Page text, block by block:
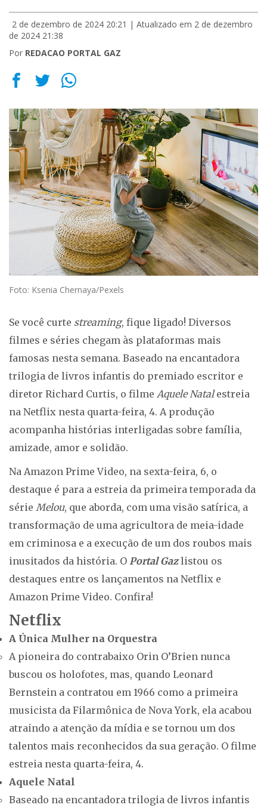
2 de dezembro de 2024 20:21 | Atualizado em 2 de dezembro
de 2024 21:38
Por REDACAO PORTAL GAZ
Foto: Ksenia Chernaya/Pexels
Se você curte streaming, fique ligado! Diversos
filmes e séries chegam às plataformas mais
famosas nesta semana. Baseado na encantadora
trilogia de livros infantis do premiado escritor e
diretor Richard Curtis, o filme Aquele Natalestreia
na Netflix nesta quarta-feira, 4. A produção
acompanha histórias interligadas sobre família,
amizade, amor e solidão.
Na Amazon Prime Video, na sexta-feira, 6, o
destaque é para a estreia da primeira temporada da
série Melou, que aborda, com uma visão satírica, a
transformação de uma agricultora de meia-idade
em criminosa e a execução de um dos roubos mais
inusitados da história. O Portal Gazlistou os
destaques entre os lançamentos na Netflix e
Amazon Prime Video. Confira!
Netflix
A Única Mulher na Orquestra
A pioneira do contrabaixo Orin O’Brien nunca
buscou os holofotes, mas, quando Leonard
Bernstein a contratou em 1966 como a primeira
musicista da Filarmônica de Nova York, ela acabou
atraindo a atenção da mídia e se tornou um dos
talentos mais reconhecidos da sua geração. O filme
estreia nesta quarta-feira, 4.
Aquele Natal
Baseado na encantadora trilogia de livros infantis